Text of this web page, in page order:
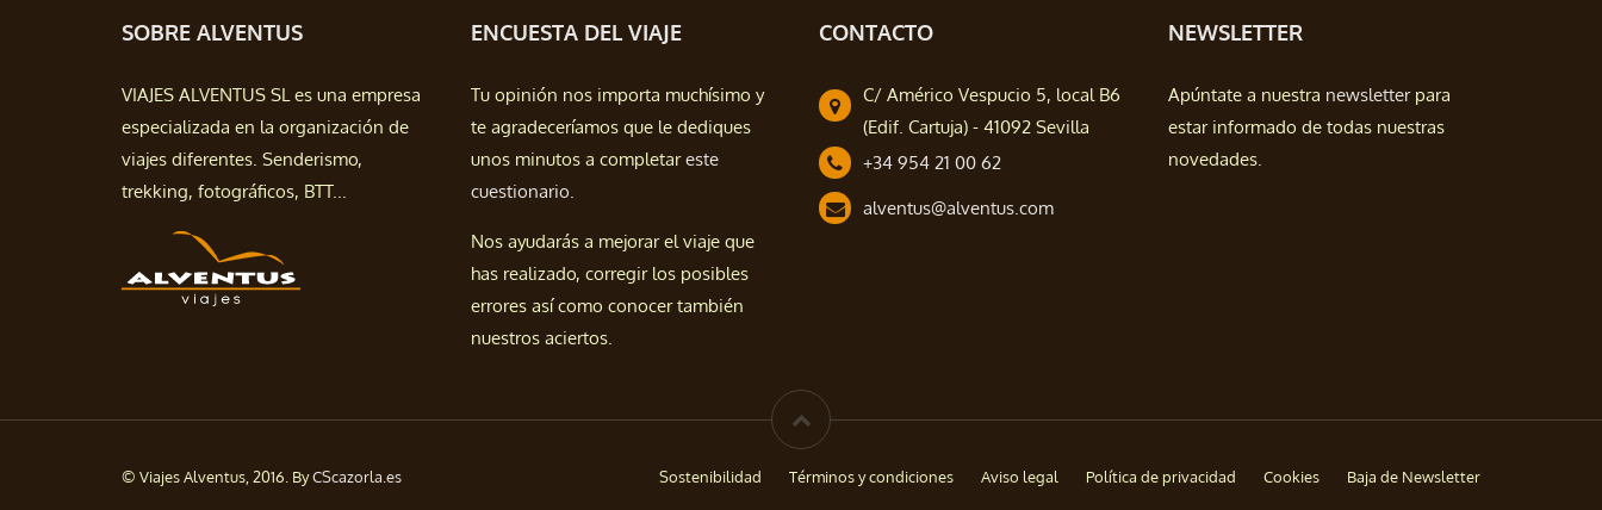
SOBRE ALVENTUS
VIAJES ALVENTUS SL es una empresa
especializada en la organización de
viajes diferentes. Senderismo,
trekking, fotográficos, BTT...
ENCUESTA DEL VIAJE
Tu opinión nos importa muchísimo y
te agradeceríamos que le dediques
unos minutos a completareste
cuestionario.
Nos ayudarás a mejorar el viaje que
has realizado, corregir los posibles
errores así como conocer también
nuestros aciertos.
CONTACTO
C/ Américo Vespucio 5, local B6
(Edif. Cartuja) - 41092 Sevilla
+34 954 21 00 62
alventus@alventus.com
NEWSLETTER
Apúntate a nuestra newsletterpara
estar informado de todas nuestras
novedades.
© Viajes Alventus, 2016. ByCScazorla.es Sostenibilidad Términos y condiciones Aviso legal Política de privacidad Cookies Baja de Newsletter